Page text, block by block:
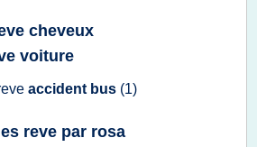
cheveux
voiture
accident bus (1)
reve par rosa